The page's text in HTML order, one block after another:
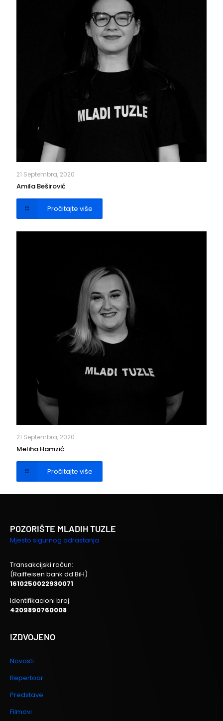
21 Septembra, 2020
Amila Beširović
Pročitajte više
21 Septembra, 2020
Meliha Hamzić
Pročitajte više
POZORIŠTE MLADIH TUZLE
Mjesto sigurnog odrastanja
Transakcijski račun:
(Raiffeisen bank dd BiH)
1610250022930071
Identifikacioni broj:
4209890760008
IZDVOJENO
Novosti
Repertoar
Predstave
Filmovi